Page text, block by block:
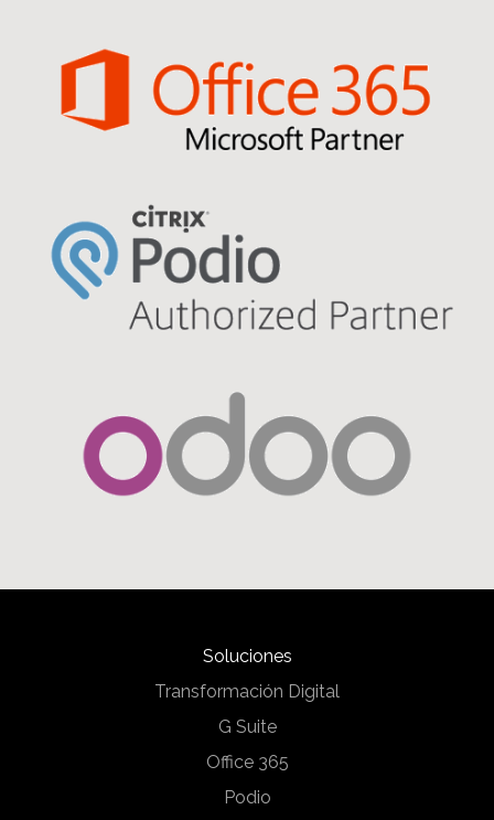
Soluciones
Transformación Digital
G Suite
Office 365
Podio